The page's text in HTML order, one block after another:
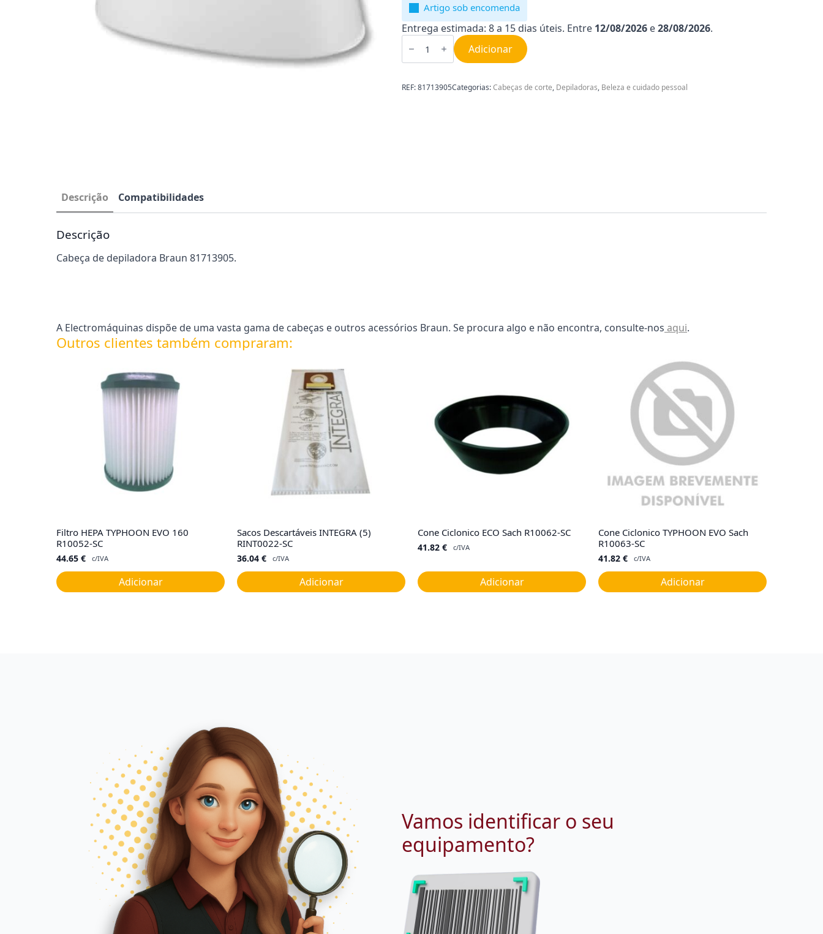
Artigo sob encomenda
Entrega estimada: 8 a 15 dias úteis. Entre 12/08/2026 e28/08/2026.
Quantidade
de
de
Braun
81713905
Adicionar
REF:81713905Categorias:Cabeças de corte, Depiladoras, Beleza e cuidado pessoal
Descrição Compatibilidades
Descrição
Cabeça de depiladora Braun 81713905.
A Electromáquinas dispõe de uma vasta gama de cabeças e outros acessórios Braun. Se procura algo e não encontra, consulte-nos aqui.
Outros clientes também compraram:
Filtro HEPA TYPHOON EVO 160
R10052-SC
44.65 € c/IVA
Adicionar
Sacos Descartáveis INTEGRA (5)
RINT0022-SC
36.04 € c/IVA
Adicionar
Cone Ciclonico ECO Sach R10062-SC
41.82 € c/IVA
Adicionar
Cone Ciclonico TYPHOON EVO Sach
R10063-SC
41.82 € c/IVA
Adicionar
Vamos identificar o seu
equipamento?